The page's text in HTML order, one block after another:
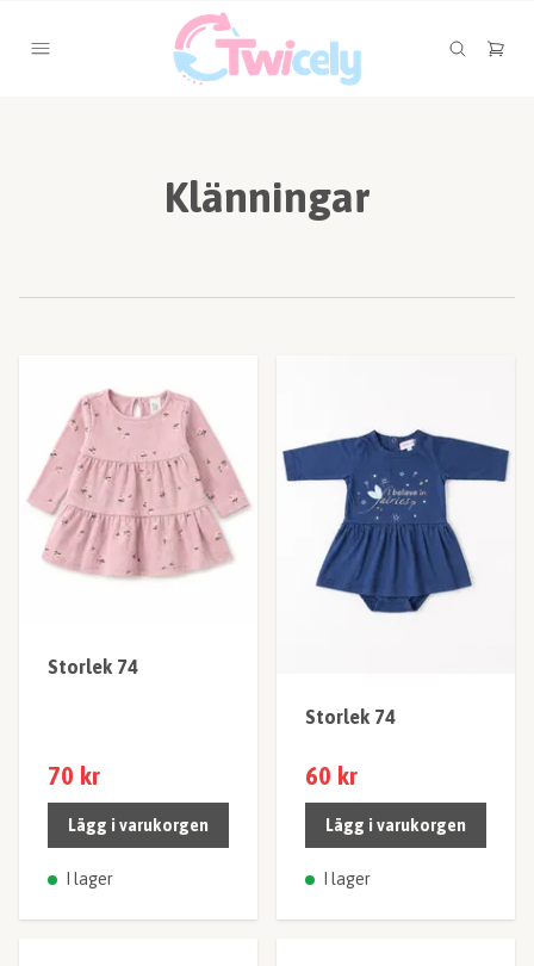
Klänningar
Storlek 74
70 kr
Lägg i varukorgen
I lager
Storlek 74
60 kr
Lägg i varukorgen
I lager